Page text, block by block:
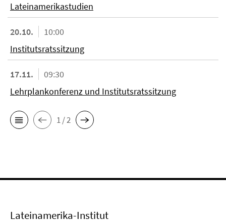
Lateinamerikastudien
20.10.
10:00
Institutsratssitzung
17.11.
09:30
Lehrplankonferenz und Institutsratssitzung
1 / 2
Lateinamerika-Institut